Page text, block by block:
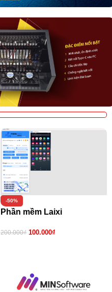
-50%
Phần mềm Laixi
200.000₫ 100.000₫